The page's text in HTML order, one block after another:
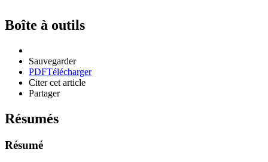
Boîte à outils
Sauvegarder
PDFTélécharger
Citer cet article
Partager
Résumés
Résumé